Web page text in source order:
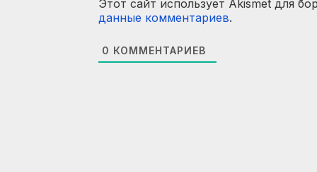
Этот сайт использует Akismet для
данные комментариев.
0 КОММЕНТАРИЕВ